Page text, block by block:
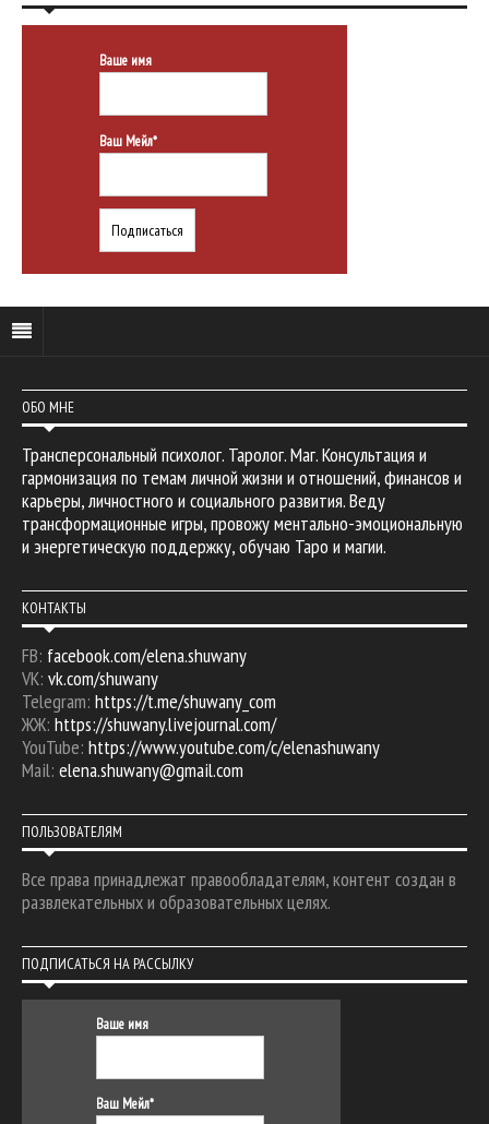
Ваше имя
Ваш Мейл*
ОБО МНЕ
Трансперсональный психолог. Таролог. Маг. Консультация и
гармонизация по темам личной жизни и отношений, финансов и
карьеры, личностного и социального развития. Веду
трансформационные игры, провожу ментально-эмоциональную
и энергетическую поддержку, обучаю Таро и магии.
КОНТАКТЫ
FB: facebook.com/elena.shuwany
VK: vk.com/shuwany
Telegram: https://t.me/shuwany_com
ЖЖ: https://shuwany.livejournal.com/
YouTube: https://www.youtube.com/c/elenashuwany
Mail: elena.shuwany@gmail.com
ПОЛЬЗОВАТЕЛЯМ
Все права принадлежат правообладателям, контент создан в
развлекательных и образовательных целях.
ПОДПИСАТЬСЯ НА РАССЫЛКУ
Ваше имя
Ваш Мейл*